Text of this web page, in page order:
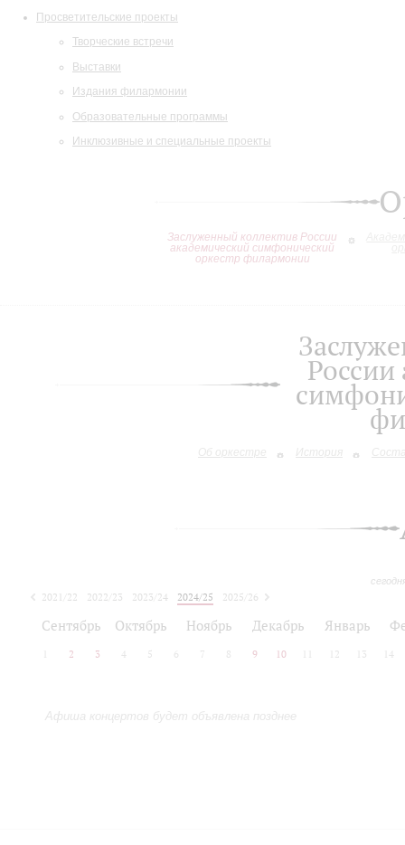
Просветительские проекты
Творческие встречи
Выставки
Издания филармонии
Образовательные программы
Инклюзивные и специальные проекты
Заслуженный коллектив России
академический симфонический
оркестр филармонии
Об оркестре История
2021/22 2022/23 2023/24 2024/25
2025/26
Сентябрь Октябрь Ноябрь Декабрь Январь
2 3 4 5 6 7 8 9 10 12 13 14
Афиша концертов будет объявлена позднее